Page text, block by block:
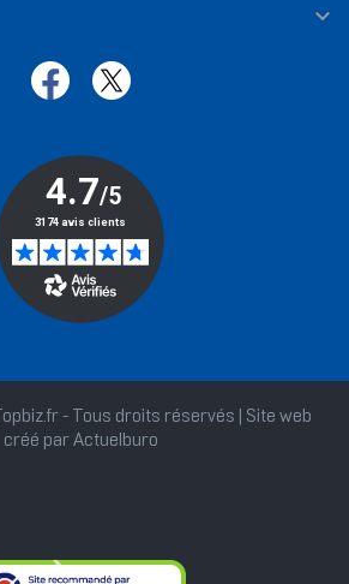

- Tous droits réservés | Site web
créé par Actuelburo